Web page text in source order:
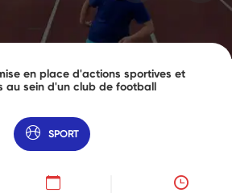
en place d'actions sportives et
au sein d'un club de football
SPORT